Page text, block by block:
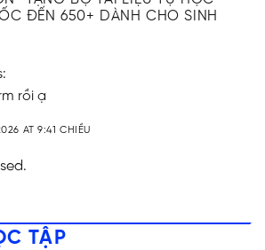
ĐẾN 650+ DÀNH CHO SINH
rồi ạ
AT 9:41 CHIỀU
TẬP